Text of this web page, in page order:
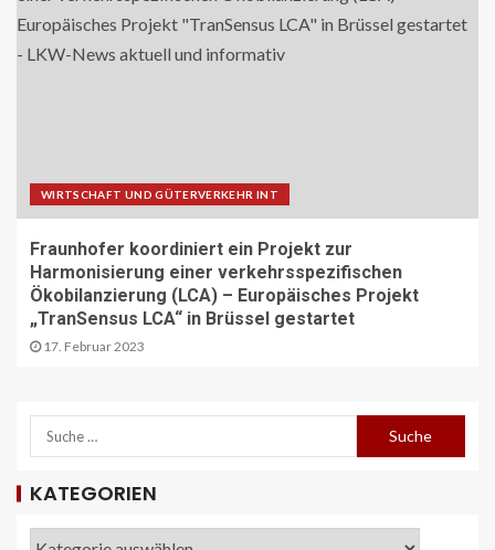
WIRTSCHAFT UND GÜTERVERKEHR INT
Fraunhofer koordiniert ein Projekt zur
Harmonisierung einer verkehrsspezifischen
Ökobilanzierung (LCA) – Europäisches Projekt
„TranSensus LCA“ in Brüssel gestartet
17. Februar 2023
KATEGORIEN
Infrastrukturbedarf von elektrisch